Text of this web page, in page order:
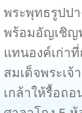
พระพุทธรูปป
พร้อมอัญเชิญ
แทนองค์เก่า
สมเด็จพระเ
เกล้าให้รื้อถ